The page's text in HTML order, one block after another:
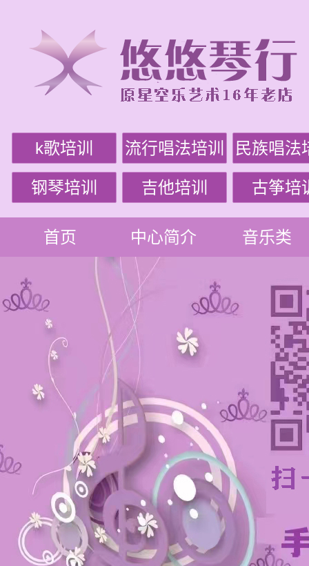
k歌培训 流行唱法培训 民族唱法
钢琴培训 吉他培训 古筝培
首页 中心简介 音乐类